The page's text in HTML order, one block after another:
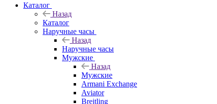
Каталог
Назад
Каталог
Наручные часы
Назад
Наручные часы
Мужские
Назад
Мужские
Armani Exchange
Aviator
Breitling